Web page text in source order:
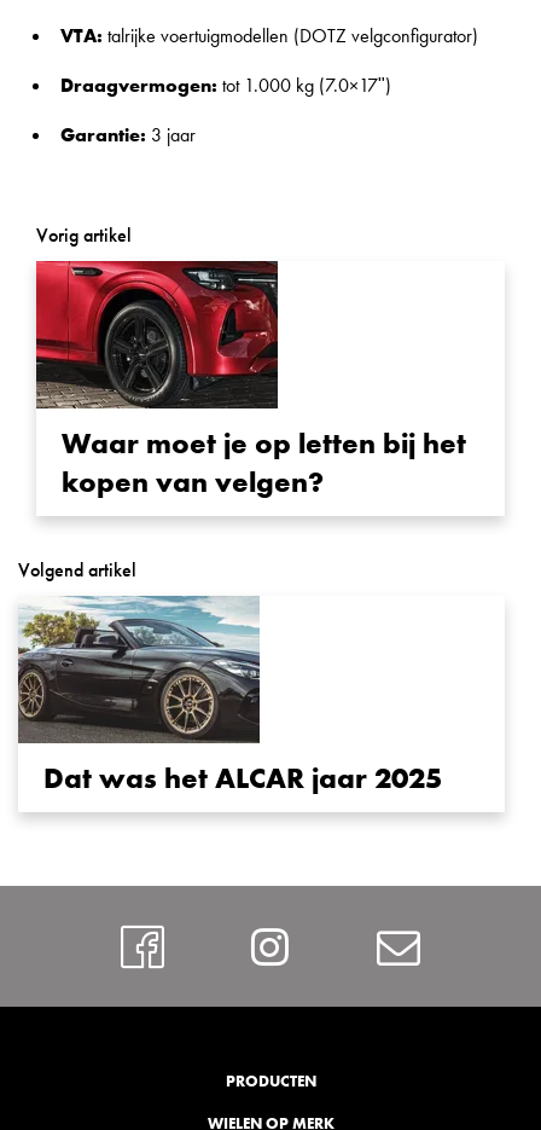
VTA: talrijke voertuigmodellen (DOTZ velgconfigurator)
Draagvermogen: tot 1.000 kg (7.0×17ʺ)
Garantie: 3 jaar
Vorig artikel
Waar moet je op letten bij het
kopen van velgen?
Volgend artikel
Dat was het ALCAR jaar 2025
FacebookInstagram
PRODUCTEN
WIELEN OP MERK